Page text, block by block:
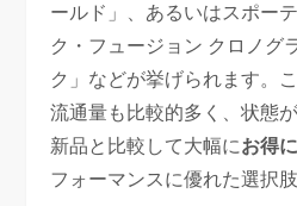
ールド」、あるいはスポー
ク・フュージョン クロノグ
ク」などが挙げられます。
流通量も比較的多く、状態
新品と比較して大幅にお得
フォーマンスに優れた選択